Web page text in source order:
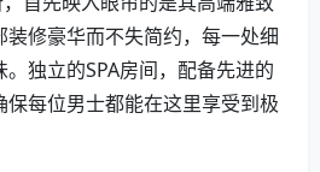
修豪华而不失简约，每一处细
独立的SPA房间，配备先进的
每位男士都能在这里享受到极